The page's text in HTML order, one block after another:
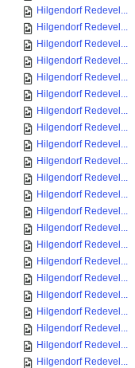
Hilgendorf Redevel...
Hilgendorf Redevel...
Hilgendorf Redevel...
Hilgendorf Redevel...
Hilgendorf Redevel...
Hilgendorf Redevel...
Hilgendorf Redevel...
Hilgendorf Redevel...
Hilgendorf Redevel...
Hilgendorf Redevel...
Hilgendorf Redevel...
Hilgendorf Redevel...
Hilgendorf Redevel...
Hilgendorf Redevel...
Hilgendorf Redevel...
Hilgendorf Redevel...
Hilgendorf Redevel...
Hilgendorf Redevel...
Hilgendorf Redevel...
Hilgendorf Redevel...
Hilgendorf Redevel...
Hilgendorf Redevel...